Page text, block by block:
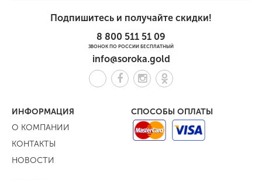
Подпишитесь и получайте скидки!
8 800 511 51 09
ЗВОНОК ПО РОССИИ БЕСПЛАТНЫЙ
info@soroka.gold
ИНФОРМАЦИЯ
О КОМПАНИИ
КОНТАКТЫ
НОВОСТИ
СПОСОБЫ ОПЛАТЫ